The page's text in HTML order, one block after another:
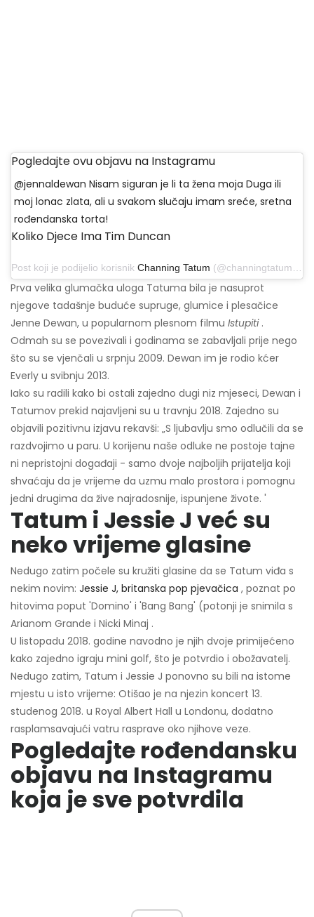
Pogledajte ovu objavu na Instagramu
@jennaldewan Nisam siguran je li ta žena moja Duga ili
moj lonac zlata, ali u svakom slučaju imam sreće, sretna
rođendanska torta!
Koliko Djece Ima Tim Duncan
Post koji je podijelio korisnik Channing Tatum (@channingtatum) 3. prosinca 2016. u 15:54 PST
Prva velika glumačka uloga Tatuma bila je nasuprot
njegove tadašnje buduće supruge, glumice i plesačice
Jenne Dewan, u popularnom plesnom filmu Istupiti.
Odmah su se povezivali i godinama se zabavljali prije nego
što su se vjenčali u srpnju 2009. Dewan im je rodio kćer
Everly u svibnju 2013.
Iako su radili kako bi ostali zajedno dugi niz mjeseci, Dewan i
Tatumov prekid najavljeni su u travnju 2018. Zajedno su
objavili pozitivnu izjavu rekavši: „S ljubavlju smo odlučili da se
razdvojimo u paru. U korijenu naše odluke ne postoje tajne
ni nepristojni događaji - samo dvoje najboljih prijatelja koji
shvaćaju da je vrijeme da uzmu malo prostora i pomognu
jedni drugima da žive najradosnije, ispunjene živote. '
Tatum i Jessie J već su
neko vrijeme glasine
Nedugo zatim počele su kružiti glasine da se Tatum viđa s
nekim novim: Jessie J, britanska pop pjevačica , poznat po
hitovima poput 'Domino' i 'Bang Bang' (potonji je snimila s
Arianom Grande i Nicki Minaj .
U listopadu 2018. godine navodno je njih dvoje primijećeno
kako zajedno igraju mini golf, što je potvrdio i obožavatelj.
Nedugo zatim, Tatum i Jessie J ponovno su bili na istome
mjestu u isto vrijeme: Otišao je na njezin koncert 13.
studenog 2018. u Royal Albert Hall u Londonu, dodatno
rasplamsavajući vatru rasprave oko njihove veze.
Pogledajte rođendansku
objavu na Instagramu
koja je sve potvrdila